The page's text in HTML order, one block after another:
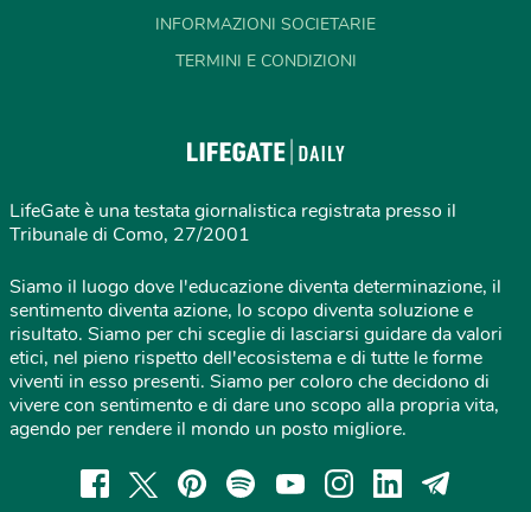
INFORMAZIONI SOCIETARIE
TERMINI E CONDIZIONI
LifeGate è una testata giornalistica registrata presso il
Tribunale di Como, 27/2001
Siamo il luogo dove l'educazione diventa determinazione, il
sentimento diventa azione, lo scopo diventa soluzione e
risultato. Siamo per chi sceglie di lasciarsi guidare da valori
etici, nel pieno rispetto dell'ecosistema e di tutte le forme
viventi in esso presenti. Siamo per coloro che decidono di
vivere con sentimento e di dare uno scopo alla propria vita,
agendo per rendere il mondo un posto migliore.